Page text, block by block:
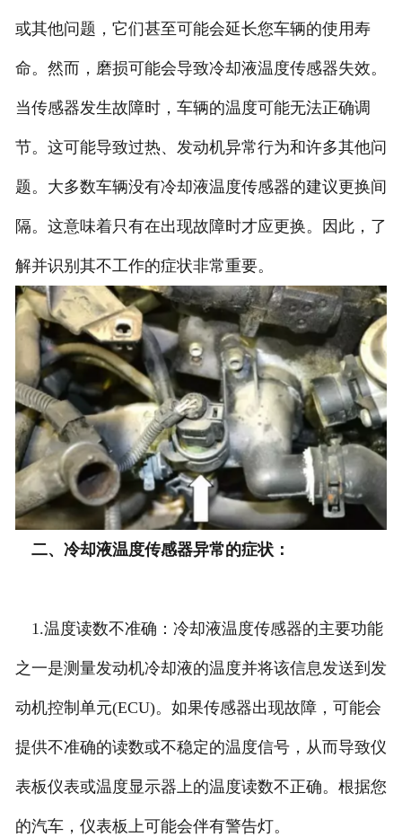
或其他问题，它们甚至可能会延长您车辆的使用寿
命。然而，磨损可能会导致冷却液温度传感器失效。
当传感器发生故障时，车辆的温度可能无法正确调
节。这可能导致过热、发动机异常行为和许多其他问
题。大多数车辆没有冷却液温度传感器的建议更换间
隔。这意味着只有在出现故障时才应更换。因此，了
解并识别其不工作的症状非常重要。
二、冷却液温度传感器异常的症状：
1.温度读数不准确：冷却液温度传感器的主要功能
之一是测量发动机冷却液的温度并将该信息发送到发
动机控制单元(ECU)。如果传感器出现故障，可能会
提供不准确的读数或不稳定的温度信号，从而导致仪
表板仪表或温度显示器上的温度读数不正确。根据您
的汽车，仪表板上可能会伴有警告灯。